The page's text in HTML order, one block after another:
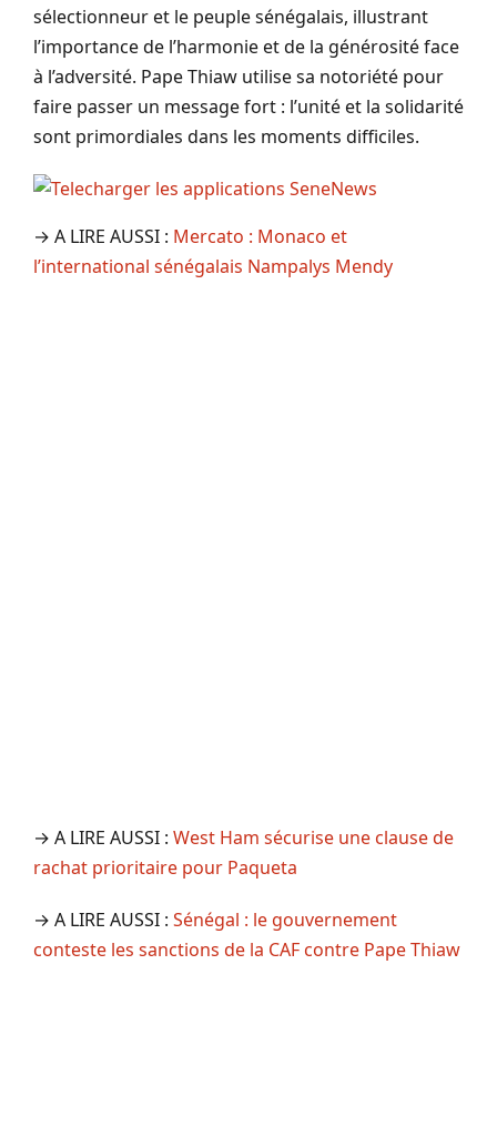
sélectionneur et le peuple sénégalais, illustrant
l’importance de l’harmonie et de la générosité face
à l’adversité. Pape Thiaw utilise sa notoriété pour
faire passer un message fort : l’unité et la solidarité
sont primordiales dans les moments difficiles.
→ A LIRE AUSSI : Mercato : Monaco et
l’international sénégalais Nampalys Mendy
→ A LIRE AUSSI : West Ham sécurise une clause de
rachat prioritaire pour Paqueta
→ A LIRE AUSSI : Sénégal : le gouvernement
conteste les sanctions de la CAF contre Pape Thiaw